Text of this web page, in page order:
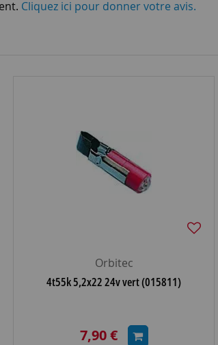
Cliquez ici pour donner votre avis.
Orbitec
4t55k 5,2x22 24v vert (015811)
7,90 €